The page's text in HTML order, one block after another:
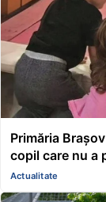
Primăria
copil care nu a
Actualitate